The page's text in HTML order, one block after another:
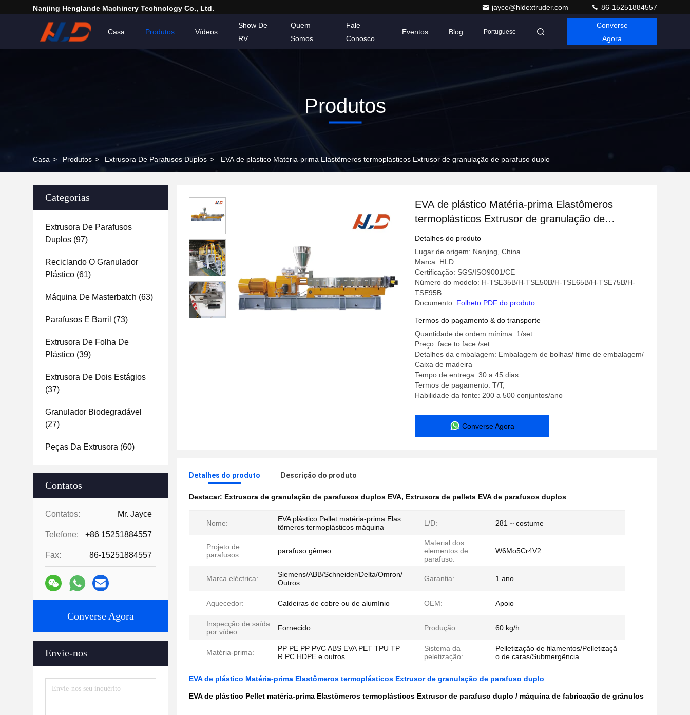
Nanjing Henglande Machinery Technology Co., Ltd. jayce@hldextruder.com 86-15251884557
Casa Produtos Vídeos
Show De
RV
Quem
Somos
Fale
Conosco
Eventos Blog Portuguese
Converse
Agora
Produtos
Casa > Produtos > Extrusora De Parafusos Duplos > EVA de plástico Matéria-prima Elastômeros termoplásticos Extrusor de granulação de parafuso duplo
Categorias
Extrusora De Parafusos
Duplos (97)
Reciclando O Granulador
Plástico (61)
Máquina De Masterbatch (63)
Parafusos E Barril (73)
Extrusora De Folha De
Plástico (39)
Extrusora De Dois Estágios
(37)
Granulador Biodegradável
(27)
Peças Da Extrusora (60)
Contatos
Contatos: Mr. Jayce
Telefone: +86 15251884557
Fax: 86-15251884557
Converse Agora
Envie-nos
EVA de plástico Matéria-prima Elastômeros
termoplásticos Extrusor de granulação de
parafuso duplo
Detalhes do produto
Lugar de origem: Nanjing, China
Marca: HLD
Certificação: SGS/ISO9001/CE
Número do modelo: H-TSE35B/H-TSE50B/H-TSE65B/H-TSE75B/H-
TSE95B
Documento: Folheto PDF do produto
Termos do pagamento & do transporte
Quantidade de ordem mínima: 1/set
Preço: face to face /set
Detalhes da embalagem: Embalagem de bolhas/ filme de embalagem/
Caixa de madeira
Tempo de entrega: 30 a 45 dias
Termos de pagamento: T/T,
Habilidade da fonte: 200 a 500 conjuntos/ano
Converse Agora
Detalhes do produto Descrição do produto
Destacar: Extrusora de granulação de parafusos duplos EVA, Extrusora de pellets EVA de parafusos duplos
Nome:
EVA plástico Pellet matéria-prima Elas
tômeros termoplásticos máquina
L/D: 281 ~ costume
Projeto de
parafusos:
parafuso gêmeo
Material dos
elementos de
parafuso:
W6Mo5Cr4V2
Marca eléctrica:
Siemens/ABB/Schneider/Delta/Omron/
Outros
Garantia: 1 ano
Aquecedor: Caldeiras de cobre ou de alumínio OEM: Apoio
Inspecção de saída
por vídeo:
Fornecido Produção: 60 kg/h
Matéria-prima:
PP PE PP PVC ABS EVA PET TPU TP
R PC HDPE e outros
Sistema da
peletização:
Pelletização de filamentos/Pelletizaçã
o de caras/Submergência
EVA de plástico Matéria-prima Elastômeros termoplásticos Extrusor de granulação de parafuso duplo
EVA de plástico Pellet matéria-prima Elastômeros termoplásticos Extrusor de parafuso duplo / máquina de fabricação de grânulos